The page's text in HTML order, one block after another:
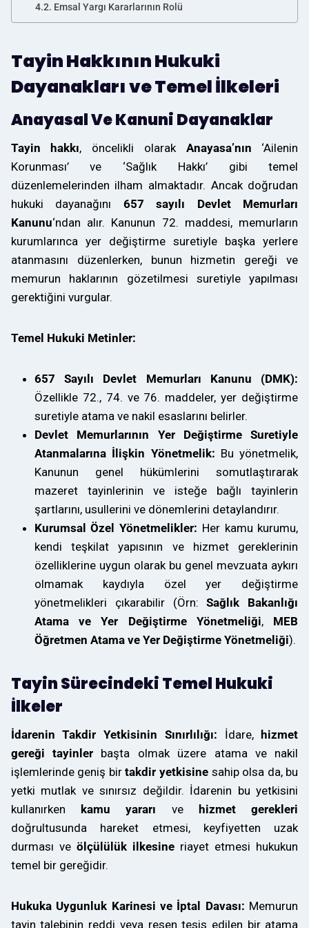
Emsal Yargı Kararlarının Rolü
Tayin Hakkının Hukuki
Dayanakları ve Temel İlkeleri
Anayasal Ve Kanuni Dayanaklar
Tayin hakkı, öncelikli olarak Anayasa’nın ‘Ailenin
Korunması’ ve ‘Sağlık Hakkı’ gibi temel
düzenlemelerinden ilham almaktadır. Ancak doğrudan
hukuki dayanağını 657 sayılı Devlet Memurları
Kanunu‘ndan alır. Kanunun 72. maddesi, memurların
kurumlarınca yer değiştirme suretiyle başka yerlere
atanmasını düzenlerken, bunun hizmetin gereği ve
memurun haklarının gözetilmesi suretiyle yapılması
gerektiğini vurgular.
Temel Hukuki Metinler:
657 Sayılı Devlet Memurları Kanunu (DMK):
Özellikle 72., 74. ve 76. maddeler, yer değiştirme
suretiyle atama ve nakil esaslarını belirler.
Devlet Memurlarının Yer Değiştirme Suretiyle
Atanmalarına İlişkin Yönetmelik: Bu yönetmelik,
Kanunun genel hükümlerini somutlaştırarak
mazeret tayinlerinin ve isteğe bağlı tayinlerin
şartlarını, usullerini ve dönemlerini detaylandırır.
Kurumsal Özel Yönetmelikler: Her kamu kurumu,
kendi teşkilat yapısının ve hizmet gereklerinin
özelliklerine uygun olarak bu genel mevzuata aykırı
olmamak kaydıyla özel yer değiştirme
yönetmelikleri çıkarabilir (Örn:Sağlık Bakanlığı
Atama ve Yer Değiştirme Yönetmeliği, MEB
Öğretmen Atama ve Yer Değiştirme Yönetmeliği).
Tayin Sürecindeki Temel Hukuki
İlkeler
İdarenin Takdir Yetkisinin Sınırlılığı: İdare,hizmet
gereği tayinlerbaşta olmak üzere atama ve nakil
işlemlerinde geniş birtakdir yetkisine sahip olsa da, bu
yetki mutlak ve sınırsız değildir. İdarenin bu yetkisini
kullanırken kamu yararı vehizmet gerekleri
doğrultusunda hareket etmesi, keyfiyetten uzak
durması ve ölçülülük ilkesine riayet etmesi hukukun
temel bir gereğidir.
Hukuka Uygunluk Karinesi ve İptal Davası: Memurun
tayin talebinin reddi veya resen tesis edilen bir atama